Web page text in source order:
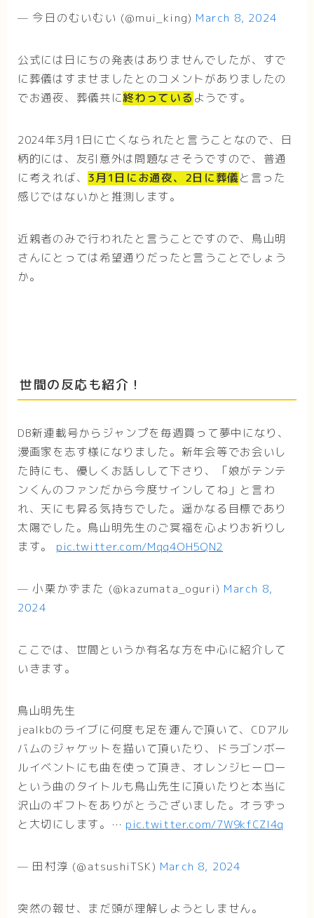
— 今日のむいむい (@mui_king) March 8, 2024
公式には日にちの発表はありませんでしたが、すで
に葬儀はすませましたとのコメントがありましたの
でお通夜、葬儀共に終わっている ようです。
2024年3月1日に亡くなられたと言うことなので、日
柄的には、友引意外は問題なさそうですので、普通
に考えれば、 3月1日にお通夜、2日に葬儀と言った
感じではないかと推測します。
近親者のみで行われたと言うことですので、鳥山明
さんにとっては希望通りだったと言うことでしょう
か。
世間の反応も紹介！
DB新連載号からジャンプを毎週買って夢中になり、
漫画家を志す様になりました。新年会等でお会いし
た時にも、優しくお話しして下さり、「娘がテンテ
ンくんのファンだから今度サインしてね」と言わ
れ、天にも昇る気持ちでした。遥かなる目標であり
太陽でした。鳥山明先生のご冥福を心よりお祈りし
ます。 pic.twitter.com/Mqq4OH5QN2
— 小栗かずまた (@kazumata_oguri) March 8,
2024
ここでは、世間というか有名な方を中心に紹介して
いきます。
鳥山明先生
jealkbのライブに何度も足を運んで頂いて、CDアル
バムのジャケットを描いて頂いたり、ドラゴンボー
ルイベントにも曲を使って頂き、オレンジヒーロー
という曲のタイトルも鳥山先生に頂いたりと本当に
沢山のギフトをありがとうございました。オラずっ
と大切にします。… pic.twitter.com/7W9kfCZI4q
— 田村淳 (@atsushiTSK) March 8, 2024
突然の報せ、まだ頭が理解しようとしません。